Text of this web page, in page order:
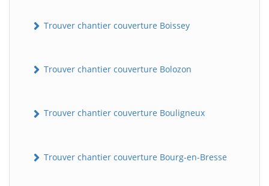
Trouver chantier couverture Boissey
Trouver chantier couverture Bolozon
Trouver chantier couverture Bouligneux
Trouver chantier couverture Bourg-en-Bresse